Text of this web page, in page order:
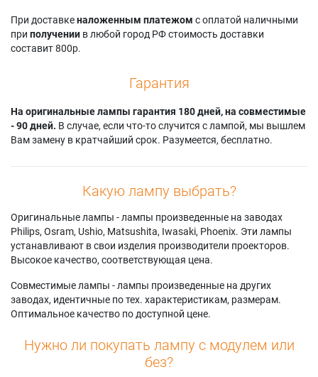
При доставкеналоженным платежом с оплатой наличными
при получении в любой город РФ стоимость доставки
составит 800р.
Гарантия
На оригинальные лампы гарантия 180 дней, на совместимые
- 90 дней. В случае, если что-то случится с лампой, мы вышлем
Вам замену в кратчайший срок. Разумеется, бесплатно.
Какую лампу выбрать?
Оригинальные лампы - лампы произведенные на заводах
Philips, Osram, Ushio, Matsushita, Iwasaki, Phoenix. Эти лампы
устанавливают в свои изделия производители проекторов.
Высокое качество, соответствующая цена.
Совместимые лампы - лампы произведенные на других
заводах, идентичные по тех. характеристикам, размерам.
Оптимальное качество по доступной цене.
Нужно ли покупать лампу с модулем или
без?